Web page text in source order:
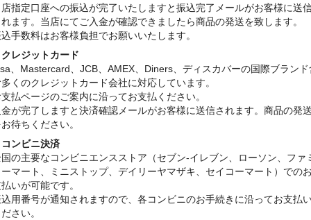
指定口座への振込が完了いたしますと振込完了メールがお客様に送
ます。当店にてご入金が確認できましたら商品の発送を致します。
手数料はお客様負担でお願いいたします。
レジットカード
、Mastercard、JCB、AMEX、Diners、ディスカバーの国際ブランド
くのクレジットカード会社に対応しています。
払ページのご案内に沿ってお支払ください。
が完了しますと決済確認メールがお客様に送信されます。商品の発
待ちください。
ンビニ決済
の主要なコンビニエンスストア（セブン-イレブン、ローソン、ファ
マート、ミニストップ、デイリーヤマザキ、セイコーマート）での
いが可能です。
用番号が通知されますので、各コンビニのお手続きに沿ってお支払
さい。